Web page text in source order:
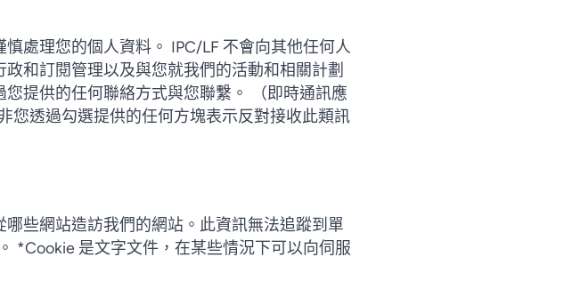
處理您的個人資料。 IPC/LF 不會向其他任何人
和訂閱管理以及與您就我們的活動和相關計劃
提供的任何聯絡方式與您聯繫。 （即時通訊應
您透過勾選提供的任何方塊表示反對接收此類訊
些網站造訪我們的網站。此資訊無法追蹤到單
*Cookie 是文字文件，在某些情況下可以向伺服